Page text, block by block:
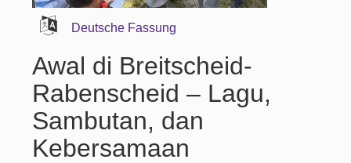
Deutsche Fassung
Awal di Breitscheid-
Rabenscheid – Lagu,
Sambutan, dan
Kebersamaan